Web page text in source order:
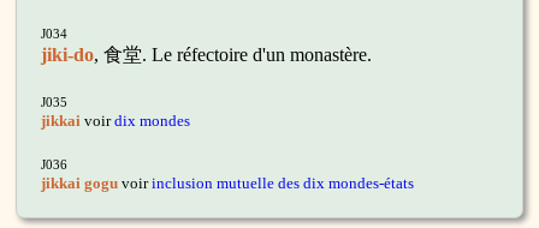
J034
jiki-do, 食堂. Le réfectoire d'un monastère.
J035
jikkai voirdix mondes
J036
jikkai gogu voirinclusion mutuelle des dix mondes-états